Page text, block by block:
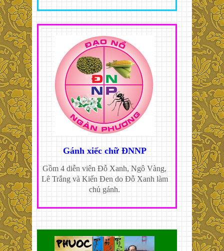
Gánh xiếc chữ ĐNNP
Gồm 4 diễn viên Đỗ Xanh, Ngô Vàng,
Lê Trắng và Kiến Đen do Đỗ Xanh làm
chủ gánh.